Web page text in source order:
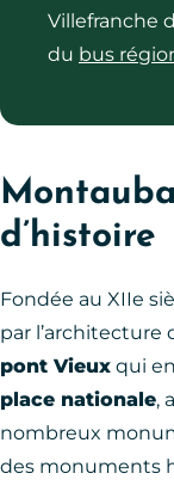
Villefranche
du bus
d’histoire
Fondée au XIIe
par l’architecture
pont Vieux qui
place nationale,
nombreux
des monuments